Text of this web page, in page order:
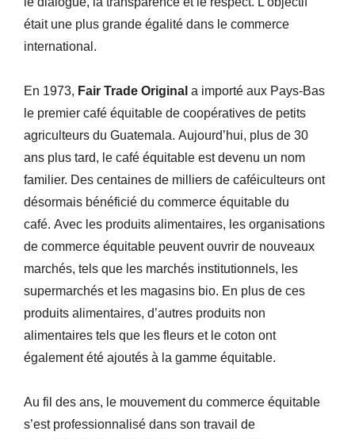
était une plus grande égalité dans le commerce
international.
En 1973, Fair Trade Original a importé aux Pays-Bas
le premier café équitable de coopératives de petits
agriculteurs du Guatemala. Aujourd’hui, plus de 30
ans plus tard, le café équitable est devenu un nom
familier. Des centaines de milliers de caféiculteurs ont
désormais bénéficié du commerce équitable du
café. Avec les produits alimentaires, les organisations
de commerce équitable peuvent ouvrir de nouveaux
marchés, tels que les marchés institutionnels, les
supermarchés et les magasins bio. En plus de ces
produits alimentaires, d’autres produits non
alimentaires tels que les fleurs et le coton ont
également été ajoutés à la gamme équitable.
Au fil des ans, le mouvement du commerce équitable
s’est professionnalisé dans son travail de